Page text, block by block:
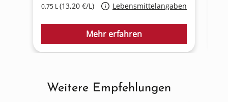
0.75 L(13,20 €/L) Lebensmittelangaben
Mehr erfahren
Produktgalerie überspringen
Weitere Empfehlungen